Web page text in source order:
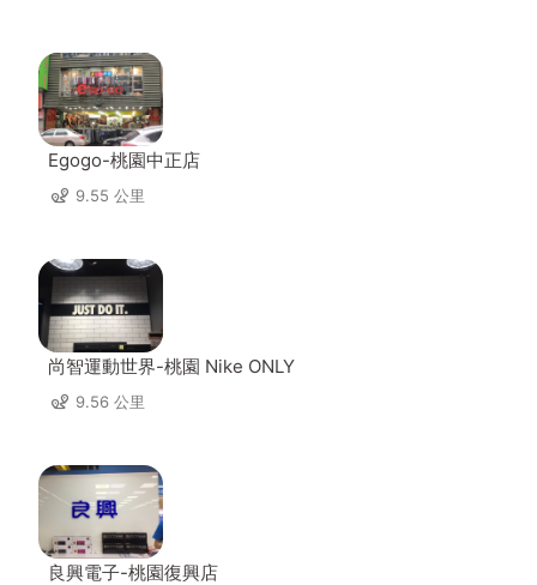
Egogo-桃園中正店
9.55 公里
尚智運動世界-桃園 Nike ONLY
9.56 公里
良興電子-桃園復興店